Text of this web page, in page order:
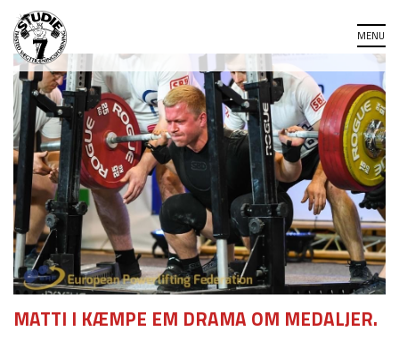
MATTI I KÆMPE EM DRAMA OM MEDALJER.